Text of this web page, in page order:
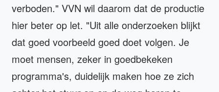
verboden." VVN wil daarom dat de productie
hier beter op let. "Uit alle onderzoeken blijkt
dat goed voorbeeld goed doet volgen. Je
moet mensen, zeker in goedbekeken
programma's, duidelijk maken hoe ze zich